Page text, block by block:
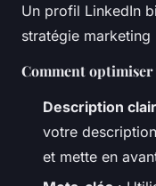
Un profil LinkedIn
stratégie
Comment
Description
votre
et mette en